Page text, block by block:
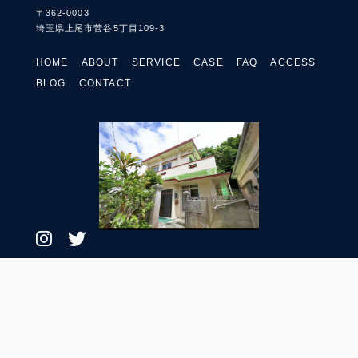
〒362-0003
埼玉県上尾市菅谷5丁目109-3
HOME ABOUT SERVICE CASE FAQ
ACCESS
BLOG
CONTACT